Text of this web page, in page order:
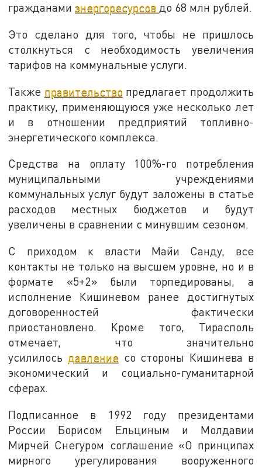
гражданамиэнергоресурсов до 68 млн рублей.
Это сделано для того, чтобы не пришлось
столкнуться с необходимость увеличения
тарифов на коммунальные услуги.
Также правительствопредлагает продолжить
практику, применяющуюся уже несколько лет
и в отношении предприятий топливно-
энергетического комплекса.
Средства на оплату 100%-го потребления
муниципальными учреждениями
коммунальных услуг будут заложены в статье
расходов местных бюджетов и будут
увеличены в сравнении с минувшим сезоном.
С приходом к власти Майи Санду, все
контакты не только на высшем уровне, но и в
формате «5+2» были торпедированы, а
исполнение Кишиневом ранее достигнутых
договоренностей фактически
приостановлено. Кроме того, Тирасполь
отмечает, что значительно
усилилось давлениесо стороны Кишинева в
экономический и социально-гуманитарной
сферах.
Подписанное в 1992 году президентами
России Борисом Ельциным и Молдавии
Мирчей Снегуром соглашение «О принципах
мирного урегулирования вооруженного